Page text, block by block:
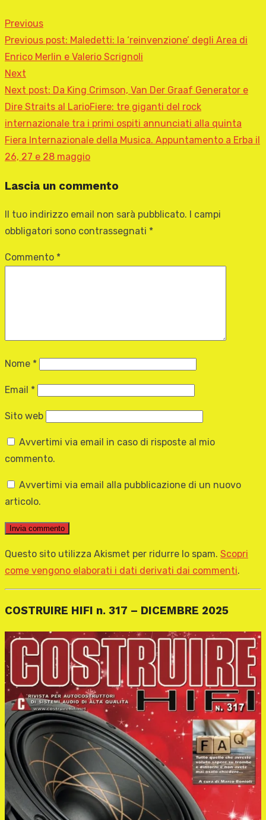
Previous
Previous post: Maledetti: la ‘reinvenzione’ degli Area di
Enrico Merlin e Valerio Scrignoli
Next
Next post: Da King Crimson, Van Der Graaf Generator e
Dire Straits al LarioFiere: tre giganti del rock
internazionale tra i primi ospiti annunciati alla quinta
Fiera Internazionale della Musica. Appuntamento a Erba il
26, 27 e 28 maggio
Lascia un commento
Il tuo indirizzo email non sarà pubblicato.
I campi
obbligatori sono contrassegnati *
Commento *
Nome *
Email *
Sito web
Avvertimi via email in caso di risposte al mio
commento.
Avvertimi via email alla pubblicazione di un nuovo
articolo.
Questo sito utilizza Akismet per ridurre lo spam. Scopri
come vengono elaborati i dati derivati dai commenti.
COSTRUIRE HIFI n. 317 – DICEMBRE 2025